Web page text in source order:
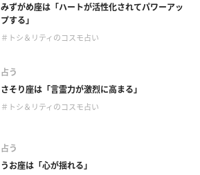
みずがめ座は「ハートが活性化されてパワーアッ
プする」
＃トシ＆リティのコスモ占い
占う
さそり座は「言霊力が激烈に高まる」
＃トシ＆リティのコスモ占い
占う
うお座は「心が揺れる」